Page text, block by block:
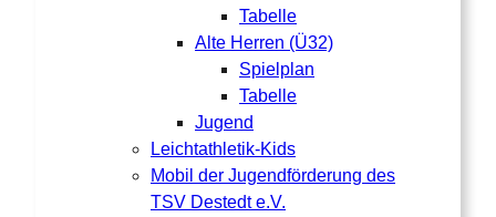
Tabelle
Alte Herren (Ü32)
Spielplan
Tabelle
Jugend
Leichtathletik-Kids
Mobil der Jugendförderung des
TSV Destedt e.V.